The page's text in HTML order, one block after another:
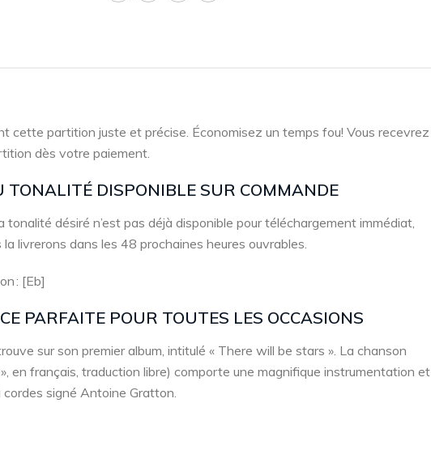
cette partition juste et précise. Économisez un temps fou! Vous recevrez
dès votre paiement.
TONALITÉ DISPONIBLE SUR COMMANDE
désiré n’est pas déjà disponible pour téléchargement immédiat,
livrerons dans les 48 prochaines heures ouvrables.
: [Eb]
PARFAITE POUR TOUTES LES OCCASIONS
sur son premier album, intitulé « There will be stars ». La chanson
», en français, traduction libre) comporte une magnifique instrumentation et
signé Antoine Gratton.